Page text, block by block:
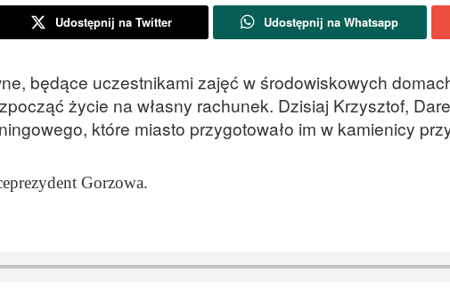
Udostępnij na Twitter Udostępnij na Whatsapp
będące uczestnikami zajęć w środowiskowych
życie na własny rachunek. Dzisiaj Krzysztof,
które miasto przygotowało im w kamienicy
Gorzowa.